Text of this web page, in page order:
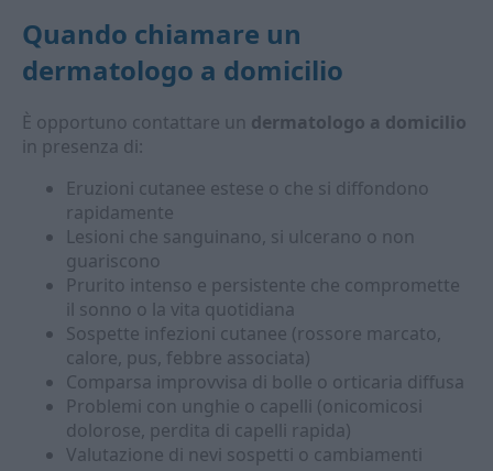
Quando chiamare un
dermatologo a domicilio
È opportuno contattare un dermatologo a domicilio
in presenza di:
Eruzioni cutanee estese o che si diffondono
rapidamente
Lesioni che sanguinano, si ulcerano o non
guariscono
Prurito intenso e persistente che compromette
il sonno o la vita quotidiana
Sospette infezioni cutanee (rossore marcato,
calore, pus, febbre associata)
Comparsa improvvisa di bolle o orticaria diffusa
Problemi con unghie o capelli (onicomicosi
dolorose, perdita di capelli rapida)
Valutazione di nevi sospetti o cambiamenti